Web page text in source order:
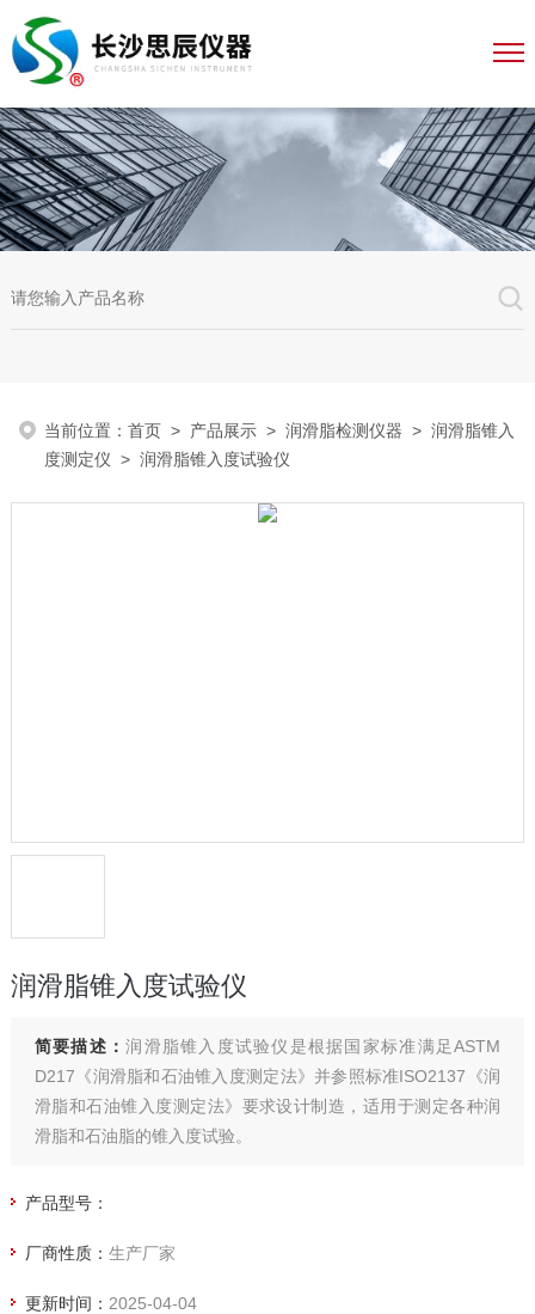
当前位置：首页 > 产品展示 >润滑脂检测仪器 >润滑脂锥入
度测定仪 > 润滑脂锥入度试验仪
润滑脂锥入度试验仪
简要描述：润滑脂锥入度试验仪是根据国家标准满足ASTM
D217《润滑脂和石油锥入度测定法》并参照标准ISO2137《润
滑脂和石油锥入度测定法》要求设计制造，适用于测定各种润
滑脂和石油脂的锥入度试验。
产品型号：
厂商性质： 生产厂家
更新时间： 2025-04-04